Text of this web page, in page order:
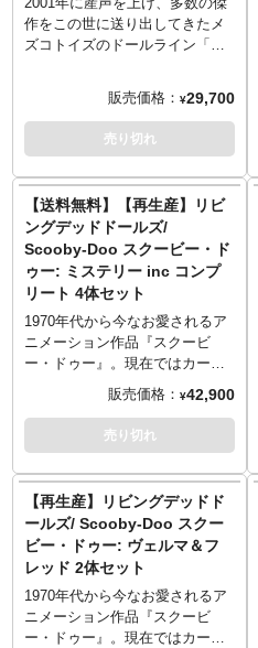
Scream』からインスピレーショ
ンを受けてデザインされたマス
ヒビが入ったりと、長きに渡り
人々を「恐怖」させてきたよう
な姿になりました。真っ黒のロ
フというシンプル装備は前回と
同じながら、その気味悪さは倍
増！？
作をこの世に送り出してきたメ
ズコトイズのドールライン「リ
ンシリーズをクローズして数
年…ここに新たなLDDが解禁と
なりました！その名も「ザ・リ
ターン・オブ・ザ・リビングデ
は、約5個所可動の死後硬直モー
ドから、一気に約18個所に増え
アクティブモードに。新造型と
なった頭部にはリアルなガラス
調の素材を使い、さらに眼球可
動を内蔵しました。
記念すべき2001年のシリーズ1
から今まで多くのバリエーショ
ンがあり、LDDの歴史の一部と
ーン・オブ・ザ・リビングデッ
ド」第一弾としてラインナップ
しました。白の襟と袖の切り返
これまでのゴシックスタイルを
踏襲。着脱可能なマントにはレ
ースも！リボン、サングラス、
棺桶型ミニバッグなどのファッ
ション小物にもこだわっていま
す。その他にもデスマスク、肉
切り包丁、デビル・テディベ
ア、黒いバラのブーケ、自身の
販売価格： ¥29,700
売り切れ
【送料無料】【再生産】リビ
ングデッドドールズ/
Scooby-Doo スクービー・ド
ゥー: ミステリー inc コンプ
リート 4体セット
1970年代から今なお愛されるア
ニメーション作品『スクービ
ー・ドゥー』。現在ではカート
ゥーンで『ビー・クール スクー
ビー・ドゥー！』、実写映画も
展開するこの人気作を、メズコ
トイズが「リビングデッドドー
ル化しました！アニメと相性が
いいLDDデザインへの落とし込
みにより、ちょっぴりオールド
感漂う雰囲気に。数々のミステ
リーを解き明かしていくストー
リーなのに、自分たちが「生き
る屍（リビングデッド）」にな
ってしまうというメタ視点な仕
販売価格： ¥42,900
売り切れ
【再生産】リビングデッドド
ールズ/ Scooby-Doo スクー
ビー・ドゥー: ヴェルマ＆フ
レッド 2体セット
1970年代から今なお愛されるア
ニメーション作品『スクービ
ー・ドゥー』。現在ではカート